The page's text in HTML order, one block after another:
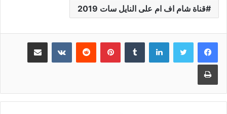
قناة شام اف ام على النايل سات 2019
لينكدإن بينتيريست مشاركة عبر البريد
طباعة